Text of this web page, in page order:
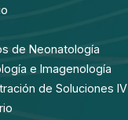
de Neonatología
e Imagenología
de Soluciones IV